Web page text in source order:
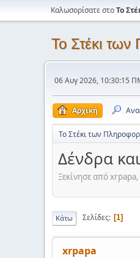
Καλωσορίσατε στοΤο
Το Στέκι
06 Αυγ 2026, 10:30:15
Αρχική
Το Στέκι των
Δένδρα
Ξεκίνησε από
Κάτω Σελίδες 1
xrpapa